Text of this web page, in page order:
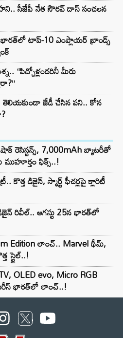
సీజేపీ నేత సౌరవ్ దాస్ సంచలన
భారత్‌లో టాప్-10 ఎంప్లాయర్ బ్రాండ్స్
“పిచ్చోళ్లందరినీ మీరు
తెలియకుండా జేడీ చేసిన పని.. కోన
రెసిస్టన్స్, 7,000mAh బ్యాటరీతో
ఫిక్స్..!
కొత్త డిజైన్, స్మార్ట్ ఫీచర్లపై క్లారిటీ
రివీల్.. ఆగస్టు 25న భారత్‌లో
Edition లాంచ్.. Marvel థీమ్,
స్టైల్..!
OLED evo, Micro RGB
భారత్‌లో లాంచ్..!